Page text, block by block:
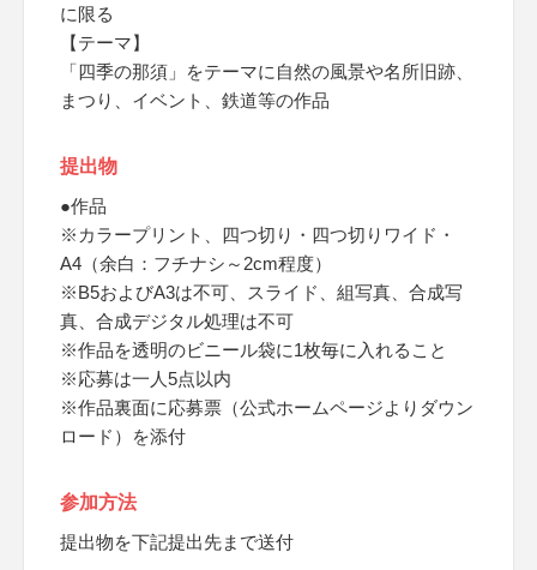
に限る
【テーマ】
「四季の那須」をテーマに自然の風景や名所旧跡、
まつり、イベント、鉄道等の作品
提出物
●作品
※カラープリント、四つ切り・四つ切りワイド・
A4（余白：フチナシ～2cm程度）
※B5およびA3は不可、スライド、組写真、合成写
真、合成デジタル処理は不可
※作品を透明のビニール袋に1枚毎に入れること
※応募は一人5点以内
※作品裏面に応募票（公式ホームページよりダウン
ロード）を添付
参加方法
提出物を下記提出先まで送付